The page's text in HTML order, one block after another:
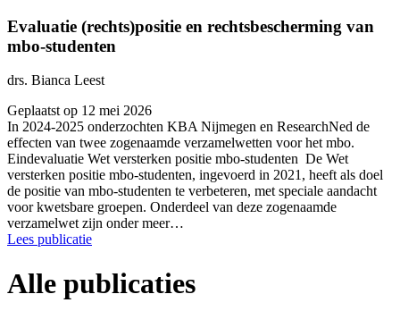
Evaluatie (rechts)positie en rechtsbescherming van
mbo-studenten
drs. Bianca Leest
Geplaatst op 12 mei 2026
In 2024-2025 onderzochten KBA Nijmegen en ResearchNed de
effecten van twee zogenaamde verzamelwetten voor het mbo.
Eindevaluatie Wet versterken positie mbo-studenten De Wet
versterken positie mbo-studenten, ingevoerd in 2021, heeft als doel
de positie van mbo-studenten te verbeteren, met speciale aandacht
voor kwetsbare groepen. Onderdeel van deze zogenaamde
verzamelwet zijn onder meer…
Lees publicatie
Alle publicaties